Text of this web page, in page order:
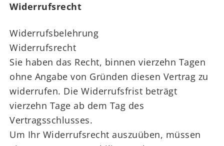
Widerrufsrecht
Widerrufsbelehrung
Widerrufsrecht
Sie haben das Recht, binnen vierzehn Tagen
ohne Angabe von Gründen diesen Vertrag zu
widerrufen. Die Widerrufsfrist beträgt
vierzehn Tage ab dem Tag des
Vertragsschlusses.
Um Ihr Widerrufsrecht auszuüben, müssen